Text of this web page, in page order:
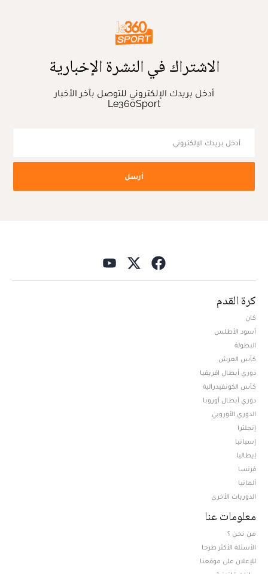
الاشتراك في النشرة الإخبارية
أدخل بريدك الإلكتروني للتوصل بآخر الأخبار
Le360Sport
أرسل
كرة القدم
كان
أسود الأطلس
البطولة
كأس العرش
دوري أبطال افريقيا
كأس الكونفيدرالية
دوري أبطال أوروبا
الدوري الأوروبي
إنجلترا
إسبانيا
إيطاليا
فرنسا
ألمانيا
الدوريات الأخرى
معلومات عنا
من نحن ؟
الأسئلة الأكثر طرحا
للإعلان على موقعنا